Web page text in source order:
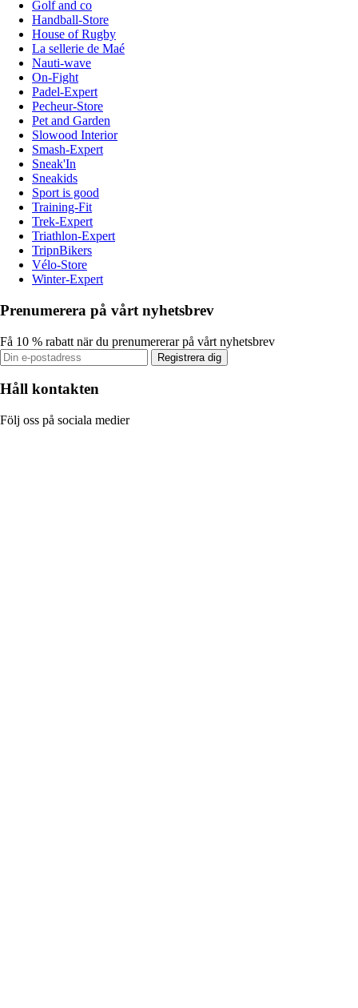
Golf and co
Handball-Store
House of Rugby
La sellerie de Maé
Nauti-wave
On-Fight
Padel-Expert
Pecheur-Store
Pet and Garden
Slowood Interior
Smash-Expert
Sneak'In
Sneakids
Sport is good
Training-Fit
Trek-Expert
Triathlon-Expert
TripnBikers
Vélo-Store
Winter-Expert
Prenumerera på vårt nyhetsbrev
Få 10 % rabatt när du prenumererar på vårt nyhetsbrev
Registrera dig
Håll kontakten
Följ oss på sociala medier